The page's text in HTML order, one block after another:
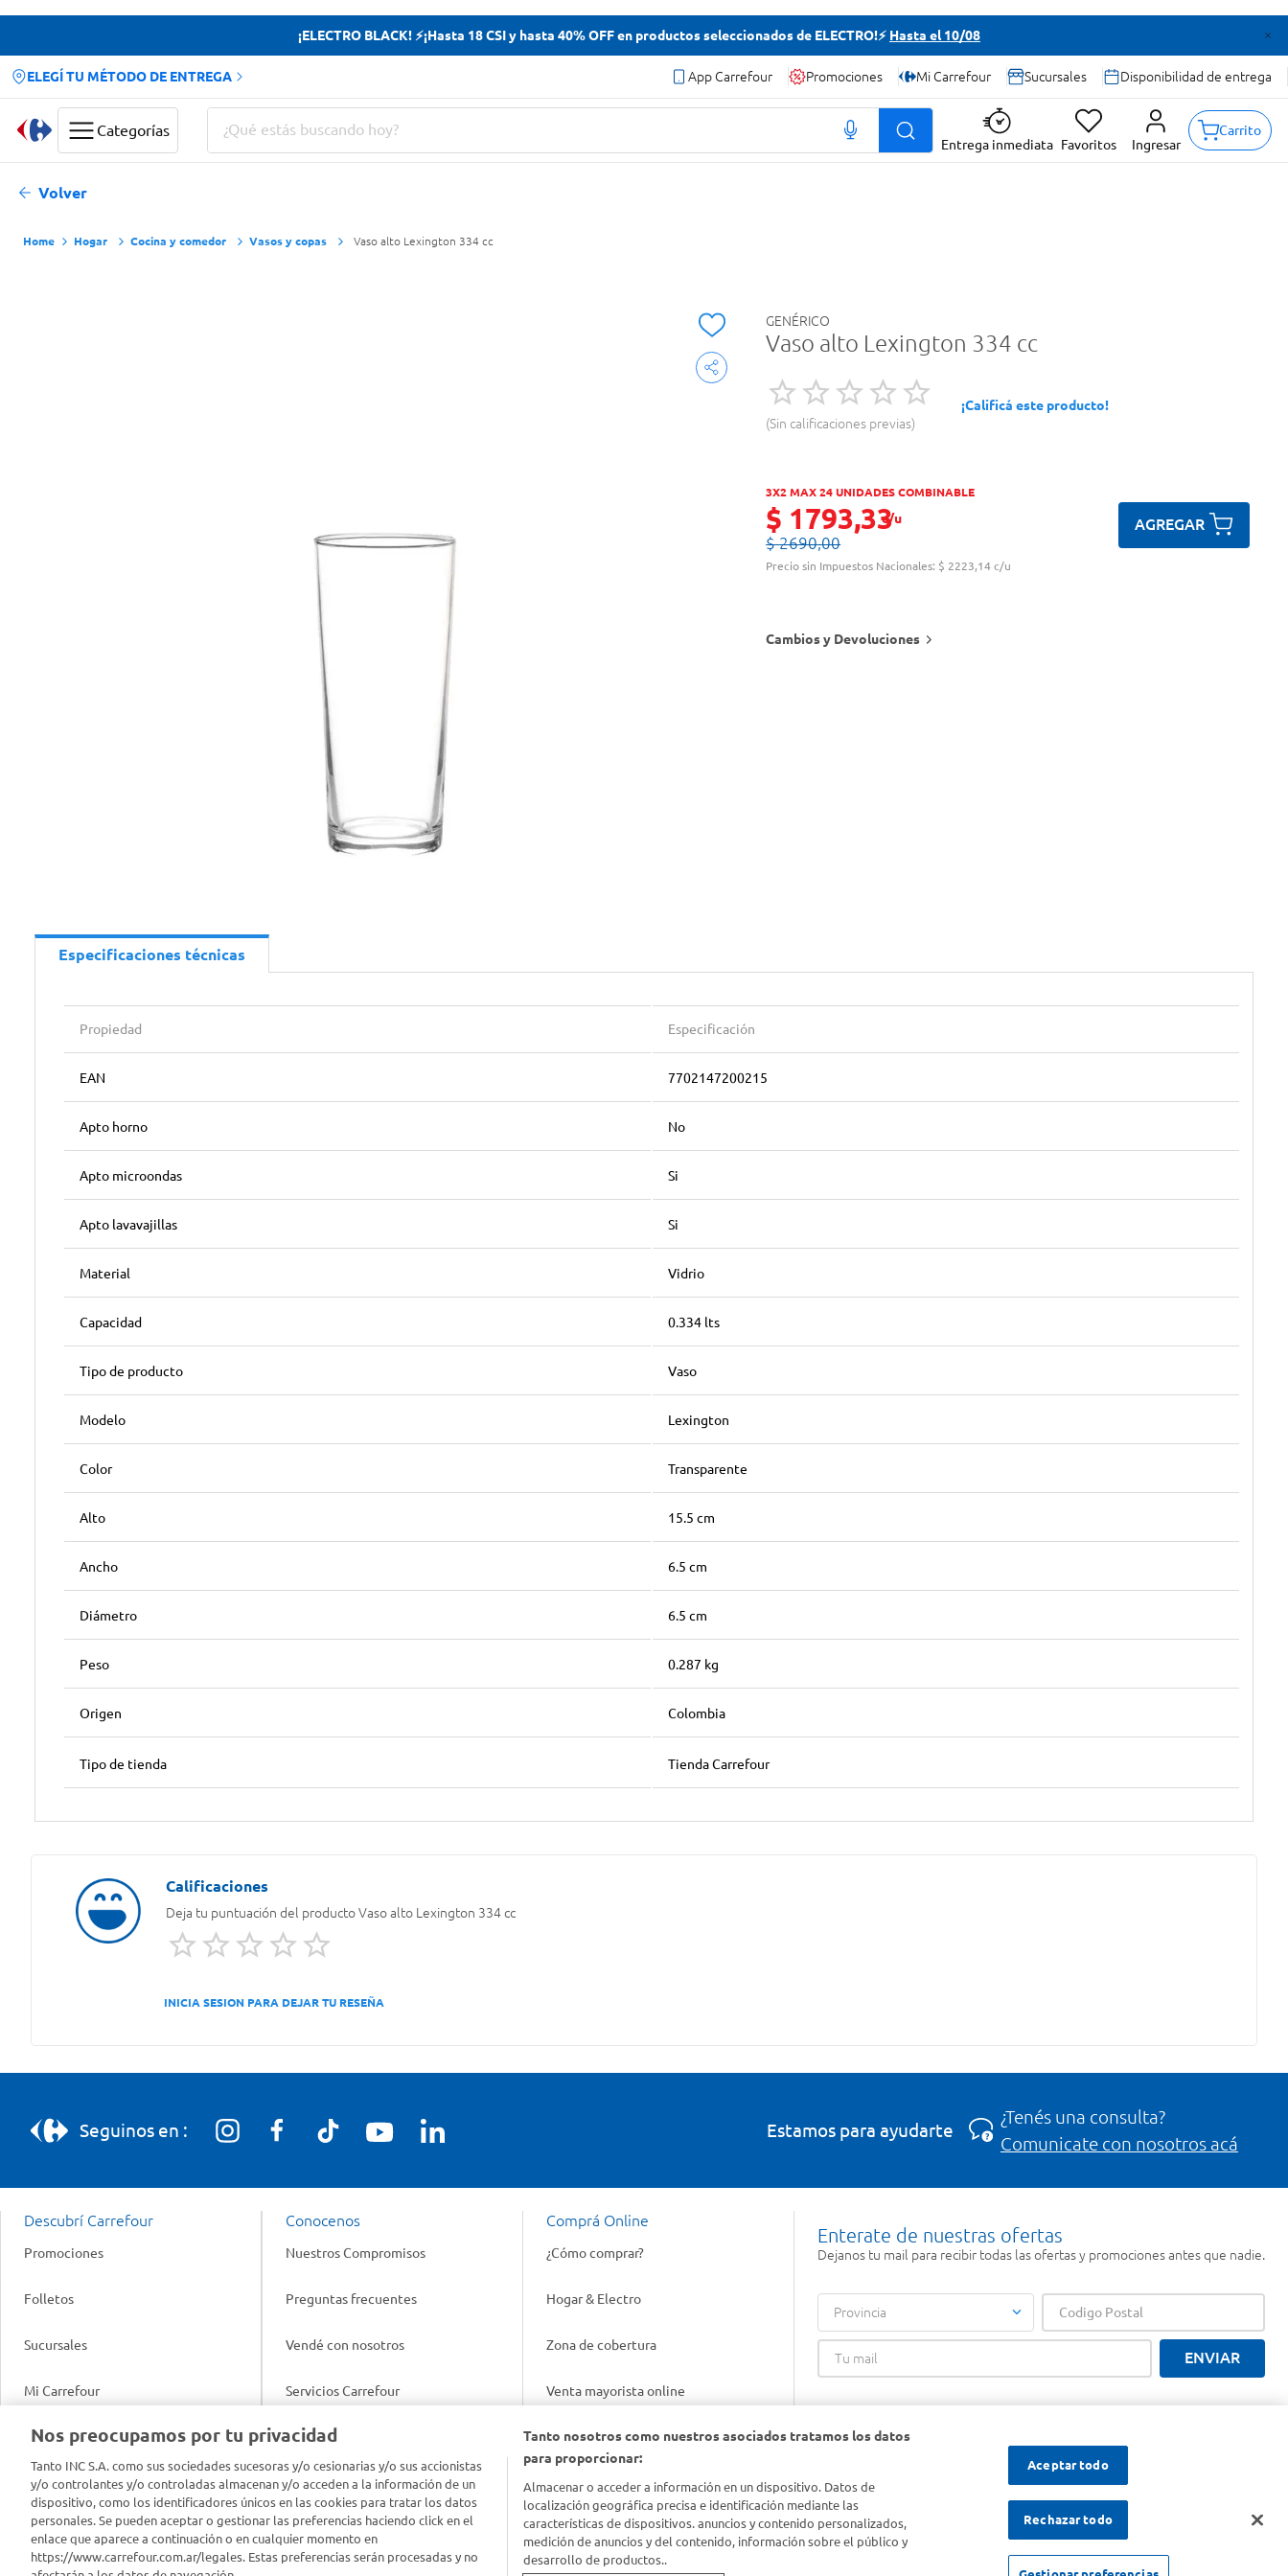
¡ELECTRO BLACK! ⚡¡Hasta 18 CSI y hasta 40% OFF en productos seleccionados de ELECTRO!⚡ Hasta el 10/08
ELEGÍ TU MÉTODO DE ENTREGA App Carrefour Promociones Mi Carrefour Sucursales Disponibilidad de entrega
Categorías
¿Qué estás buscando hoy?
Entrega inmediata Favoritos Ingresar
Carrito
Volver
Hogar Cocina y comedor Vasos y copas Vaso alto Lexington 334 cc
GENÉRICO
Vaso alto Lexington 334 cc
Sin calificaciones previas
¡Calificá este producto!
3X2 MAX 24 UNIDADES COMBINABLE
$ 1793,33c/u
$ 2690,00
Precio sin Impuestos Nacionales: $ 2223,14 c/u
AGREGAR
Cambios y Devoluciones
Especificaciones técnicas
Propiedad Especificación
EAN 7702147200215
Apto horno No
Apto microondas Si
Apto lavavajillas Si
Material Vidrio
Capacidad 0.334 lts
Tipo de producto Vaso
Modelo Lexington
Color Transparente
Alto 15.5 cm
Ancho 6.5 cm
Diámetro 6.5 cm
Peso 0.287 kg
Origen Colombia
Tipo de tienda Tienda Carrefour
Deja tu puntuación del productoVaso alto Lexington 334 cc
INICIA SESION PARA DEJAR TU RESEÑA
Seguinos en : Estamos para ayudarte
¿Tenés una consulta?
Comunicate con nosotros acá
Descubrí Carrefour
Promociones
Folletos
Sucursales
Mi Carrefour
Productos Carrefour
Tarjeta Mi Carrefour
Panel Carrefour
Conocenos
Nuestros Compromisos
Preguntas frecuentes
Vendé con nosotros
Servicios Carrefour
Info útil
Tasas de interés
Contacto
Comprá Online
¿Cómo comprar?
Hogar & Electro
Zona de cobertura
Venta mayorista online
Gift cards empresariales
Enterate de nuestras ofertas
Dejanos tu mail para recibir todas las ofertas y promociones antes que nadie.
Provincia
ENVIAR
Nos preocupamos por tu privacidad
Tanto INC S.A. como sus sociedades sucesoras y/o cesionarias y/o sus accionistas
y/o controlantes y/o controladas almacenan y/o acceden a la información de un
dispositivo, como los identificadores únicos en las cookies para tratar los datos
personales. Se pueden aceptar o gestionar las preferencias haciendo click en el
enlace que aparece a continuación o en cualquier momento en
https://www.carrefour.com.ar/legales. Estas preferencias serán procesadas y no
Tanto nosotros como nuestros asociados tratamos los datos
para proporcionar:
Almacenar o acceder a información en un dispositivo. Datos de
localización geográfica precisa e identificación mediante las
características de dispositivos. anuncios y contenido personalizados,
medición de anuncios y del contenido, información sobre el público y
desarrollo de productos..
Aceptar todo
Rechazar todo
Términos más buscados